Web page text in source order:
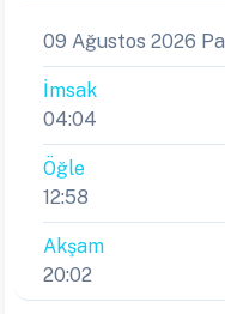
09 Ağustos 2026 Pa
İmsak
04:04
Öğle
12:58
Akşam
20:02